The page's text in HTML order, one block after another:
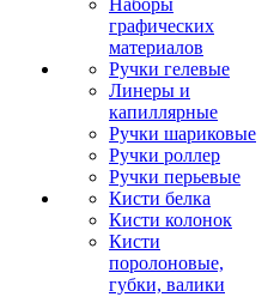
Наборы
графических
материалов
Ручки гелевые
Линеры и
капиллярные
Ручки шариковые
Ручки роллер
Ручки перьевые
Кисти белка
Кисти колонок
Кисти
поролоновые,
губки, валики